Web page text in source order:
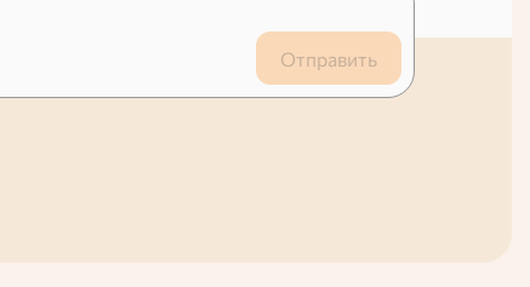
Отправить